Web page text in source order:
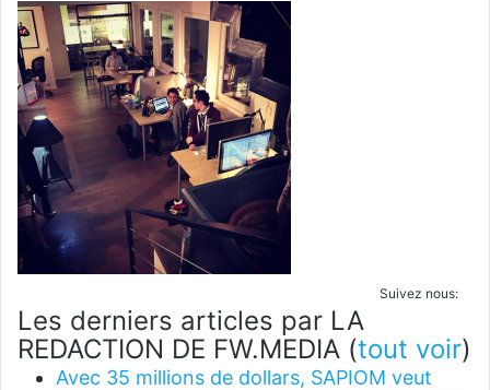
Suivez nous:
Les derniers articles par LA
REDACTION DE FW.MEDIA (tout voir)
Avec 35 millions de dollars, SAPIOM veut